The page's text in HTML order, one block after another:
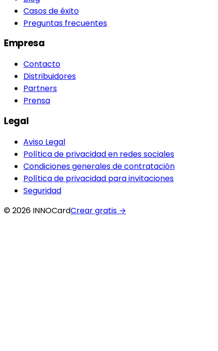
Casos de éxito
Preguntas frecuentes
Empresa
Contacto
Distribuidores
Partners
Prensa
Legal
Aviso Legal
Política de privacidad en redes sociales
Condiciones generales de contratación
Política de privacidad para invitaciones
Seguridad
© 2026 INNOCardCrear gratis →